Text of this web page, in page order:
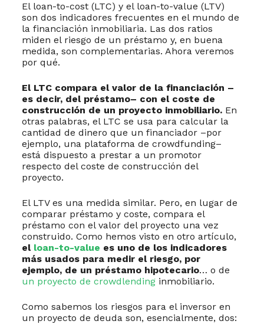
El loan-to-cost (LTC) y el loan-to-value (LTV)
son dos indicadores frecuentes en el mundo de
la financiación inmobiliaria. Las dos ratios
miden el riesgo de un préstamo y, en buena
medida, son complementarias. Ahora veremos
por qué.
El LTC compara el valor de la financiación –
es decir, del préstamo– con el coste de
construcción de un proyecto inmobiliario.En
otras palabras, el LTC se usa para calcular la
cantidad de dinero que un financiador –por
ejemplo, una plataforma de crowdfunding–
está dispuesto a prestar a un promotor
respecto del coste de construcción del
proyecto.
El LTV es una medida similar. Pero, en lugar de
comparar préstamo y coste, compara el
préstamo con el valor del proyecto una vez
construido. Como hemos visto en otro artículo,
el loan-to-value es uno de los indicadores
más usados para medir el riesgo, por
ejemplo, de un préstamo hipotecario… o de
un proyecto de crowdlendinginmobiliario.
Como sabemos los riesgos para el inversor en
un proyecto de deuda son, esencialmente, dos: